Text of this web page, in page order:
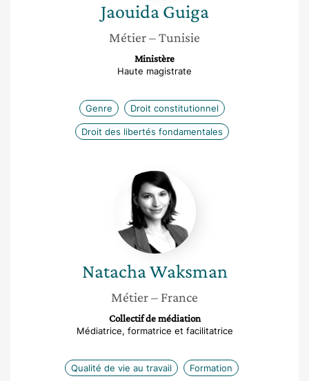
Jaouida Guiga
Métier– Tunisie
Ministère
Haute magistrate
Genre Droit constitutionnel
Droit des libertés fondamentales
Natacha
Waksman
NatachaWaksman
Métier– France
Collectif de médiation
Médiatrice, formatrice et facilitatrice
Qualité de vie au travail Formation